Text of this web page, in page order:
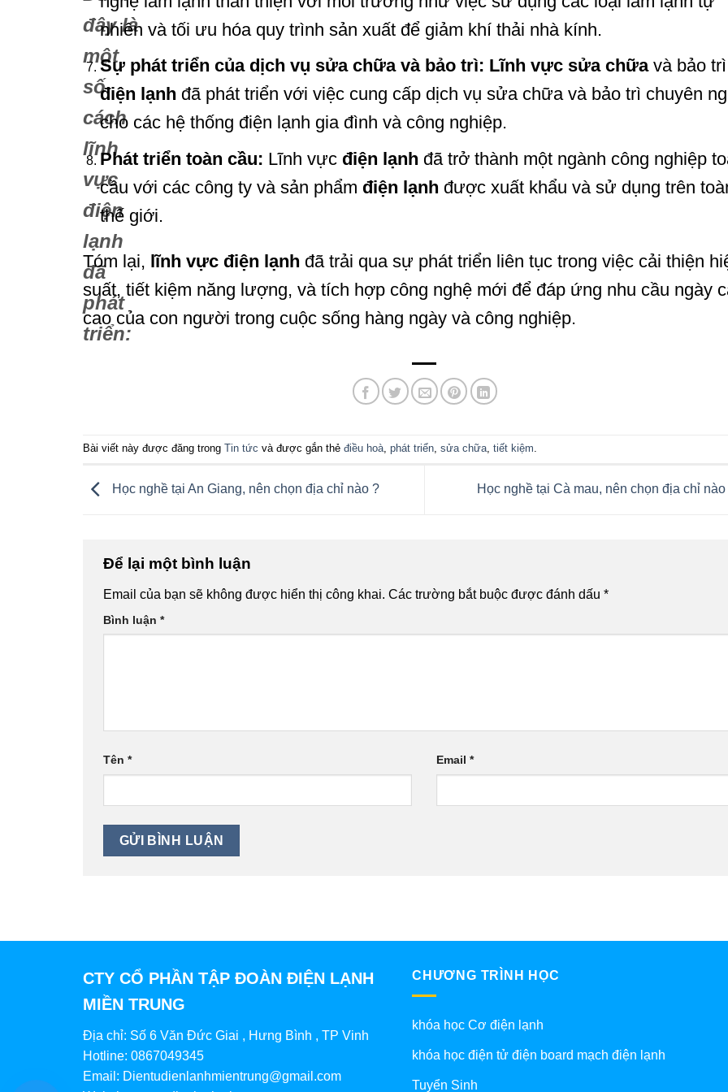
đây là
một
số
cách
lĩnh
vực
điện
lạnh
đã
phát
triển:
nhiên và tối ưu hóa quy trình sản xuất để giảm khí thải nhà kính.
Sự phát triển của dịch vụ sửa chữa và bảo trì: Lĩnh vực sửa chữavà bảo trì
điện lạnh đã phát triển với việc cung cấp dịch vụ sửa chữa và bảo trì chuyên
cho các hệ thống điện lạnh gia đình và công nghiệp.
Phát triển toàn cầu: Lĩnh vực điện lạnh đã trở thành một ngành công nghiệp
cầu với các công ty và sản phẩm điện lạnh được xuất khẩu và sử dụng trên
thế giới.
Tóm lại, lĩnh vực điện lạnh đã trải qua sự phát triển liên tục trong việc cải thiện
suất, tiết kiệm năng lượng, và tích hợp công nghệ mới để đáp ứng nhu cầu ngày
cao của con người trong cuộc sống hàng ngày và công nghiệp.
Bài viết này được đăng trong Tin tức và được gắn thẻ điều hoà, phát triển, sửa chữa, tiết kiệm.
Học nghề tại An Giang, nên chọn địa chỉ nào ? Học nghề tại Cà mau, nên chọn địa chỉ
Để lại một bình luận
Email của bạn sẽ không được hiển thị công khai. Các trường bắt buộc được đánh dấu *
Bình luận *
Tên * Email *
CTY CỔ PHẦN TẬP ĐOÀN ĐIỆN LẠNH
MIỀN TRUNG
Địa chỉ: Số 6 Văn Đức Giai , Hưng Bình , TP Vinh
Hotline: 0867049345
Email: Dientudienlanhmientrung@gmail.com
CHƯƠNG TRÌNH HỌC
khóa học Cơ điện lạnh
khóa học điện tử điện board mạch điện lạnh
Tuyển Sinh